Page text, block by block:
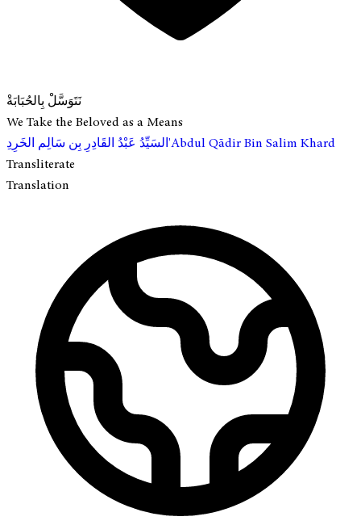
نَتَوَسَّلْ بِالحُبَابَةْ
We Take the Beloved as a Means
السَيِّدُ عَبْدُ القَادِرِ بِن سَالِم الخَرِدِ'Abdul Qādir Bin Salim Khard
Transliterate
Translation